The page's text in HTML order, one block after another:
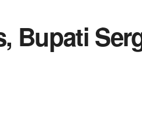
Bupati